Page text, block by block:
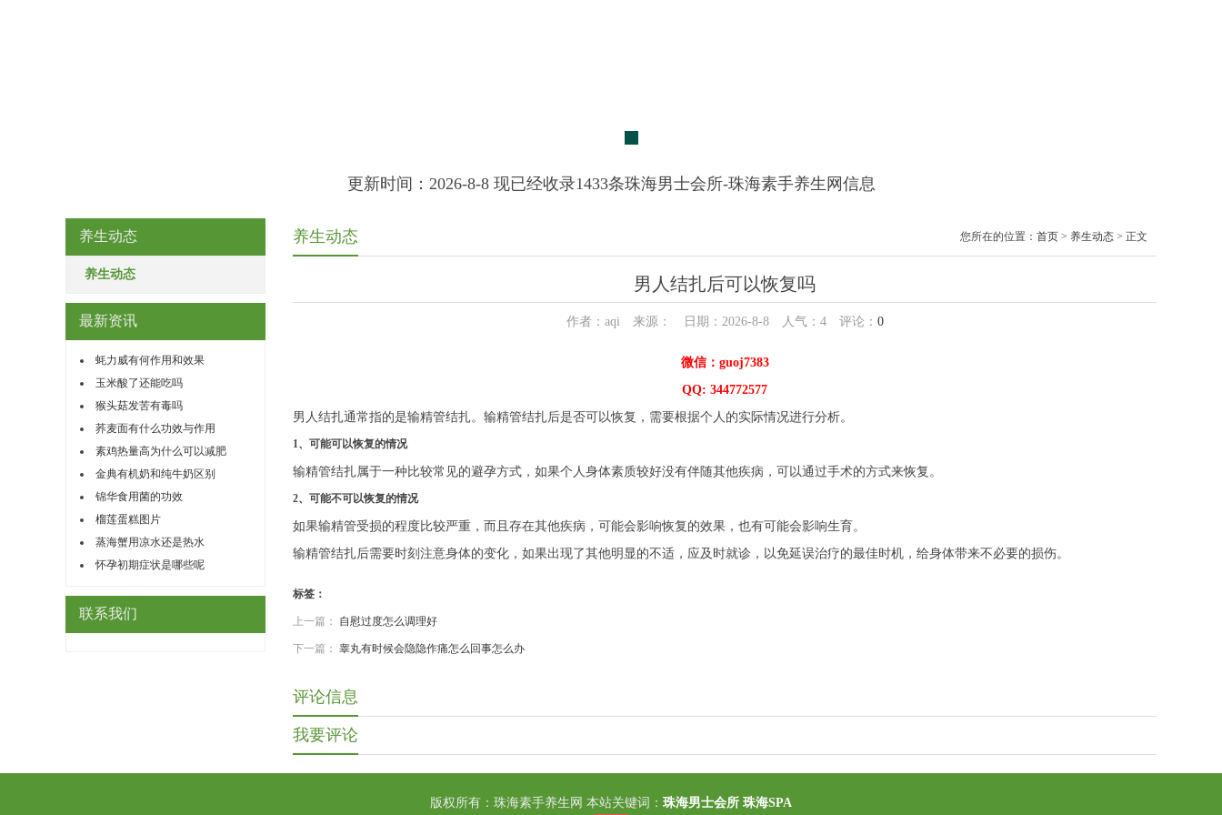
更新时间：2026-8-8 现已经收录1433条珠海男士会所-珠海素手养生网信息
养生动态
养生动态
最新资讯
蚝力威有何作用和效果
玉米酸了还能吃吗
猴头菇发苦有毒吗
荞麦面有什么功效与作用
素鸡热量高为什么可以减肥
金典有机奶和纯牛奶区别
锦华食用菌的功效
榴莲蛋糕图片
蒸海蟹用凉水还是热水
怀孕初期症状是哪些呢
联系我们
养生动态 您所在的位置： 首页 > 养生动态 > 正文
男人结扎后可以恢复吗
作者：aqi 来源： 日期：2026-8-8 人气： 4评论： 0
微信：guoj7383
QQ: 344772577
男人结扎通常指的是输精管结扎。输精管结扎后是否可以恢复，需要根据个人的实际情况进行分析。
1、可能可以恢复的情况
输精管结扎属于一种比较常见的避孕方式，如果个人身体素质较好没有伴随其他疾病，可以通过手术的方式来恢复。
2、可能不可以恢复的情况
如果输精管受损的程度比较严重，而且存在其他疾病，可能会影响恢复的效果，也有可能会影响生育。
输精管结扎后需要时刻注意身体的变化，如果出现了其他明显的不适，应及时就诊，以免延误治疗的最佳时机，给身体带来不必要的损伤。
标签：
上一篇： 自慰过度怎么调理好
下一篇： 睾丸有时候会隐隐作痛怎么回事怎么办
评论信息
我要评论
版权所有：珠海素手养生网 本站关键词： 珠海男士会所 珠海SPA